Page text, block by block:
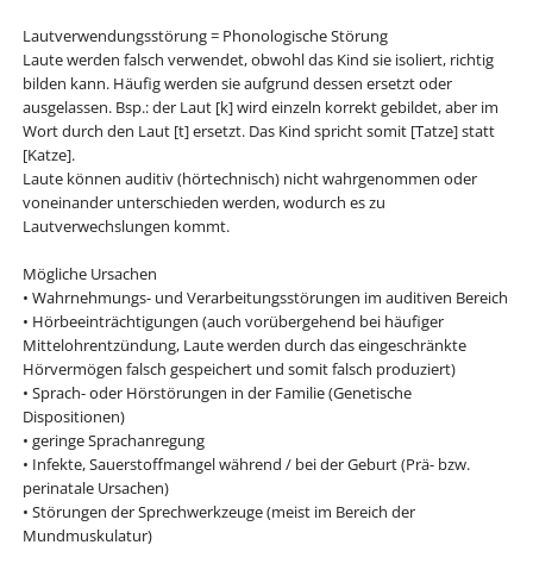
Lautverwendungsstörung = Phonologische Störung
Laute werden falsch verwendet, obwohl das Kind sie isoliert, richtig
bilden kann. Häufig werden sie aufgrund dessen ersetzt oder
ausgelassen. Bsp.: der Laut [k] wird einzeln korrekt gebildet, aber im
Wort durch den Laut [t] ersetzt. Das Kind spricht somit [Tatze] statt
[Katze].
Laute können auditiv (hörtechnisch) nicht wahrgenommen oder
voneinander unterschieden werden, wodurch es zu
Lautverwechslungen kommt.
Mögliche Ursachen
• Wahrnehmungs- und Verarbeitungsstörungen im auditiven Bereich
• Hörbeeinträchtigungen (auch vorübergehend bei häufiger
Mittelohrentzündung, Laute werden durch das eingeschränkte
Hörvermögen falsch gespeichert und somit falsch produziert)
• Sprach- oder Hörstörungen in der Familie (Genetische
Dispositionen)
• geringe Sprachanregung
• Infekte, Sauerstoffmangel während / bei der Geburt (Prä- bzw.
perinatale Ursachen)
• Störungen der Sprechwerkzeuge (meist im Bereich der
Mundmuskulatur)